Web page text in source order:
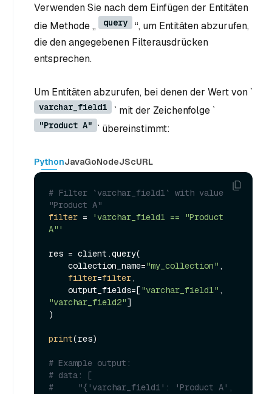
Verwenden Sie nach dem Einfügen der Entitäten
die Methode „
query
“, um Entitäten abzurufen,
die den angegebenen Filterausdrücken
entsprechen.
Um Entitäten abzurufen, bei denen der Wert von `
varchar_field1 ` mit der Zeichenfolge `
"Product A" ` übereinstimmt:
PythonJavaGoNodeJScURL
# Filter `varchar_field1` with value
"Product A"
filter =
'varchar_field1 == "Product
A"'
res = client.query(
    collection_name=
"my_collection" ,
filter=filter,
    output_fields=[
"varchar_field1"
"varchar_field2"]
)
print(res)
# Example output:
# data: [
#     "{'varchar_field1': 'Product A',